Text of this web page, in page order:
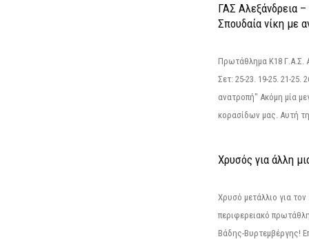
ΓΑΣ Αλεξάνδρεια
Σπουδαία νίκη με
Πρωτάθλημα Κ18 Γ.Α.Σ.
Σετ: 25-23. 19-25. 21-25.
ανατροπή" Ακόμη μία
κορασίδων μας. Αυτή
Χρυσός για άλλη
Χρυσό μετάλλιο για
περιφερειακό
Βάδης-Βυρτεμβέργης!